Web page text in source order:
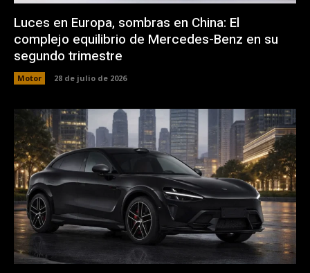
Luces en Europa, sombras en China: El
complejo equilibrio de Mercedes-Benz en su
segundo trimestre
Motor 28 de julio de 2026